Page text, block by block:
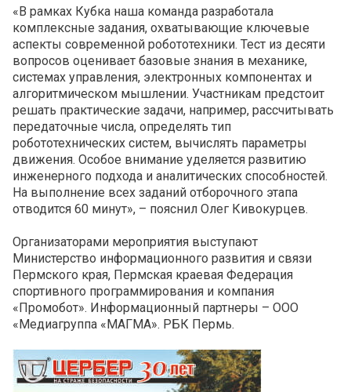
«В рамках Кубка наша команда разработала
комплексные задания, охватывающие ключевые
аспекты современной робототехники. Тест из десяти
вопросов оценивает базовые знания в механике,
системах управления, электронных компонентах и
алгоритмическом мышлении. Участникам предстоит
решать практические задачи, например, рассчитывать
передаточные числа, определять тип
робототехнических систем, вычислять параметры
движения. Особое внимание уделяется развитию
инженерного подхода и аналитических способностей.
На выполнение всех заданий отборочного этапа
отводится 60 минут», – пояснил Олег Кивокурцев.
Организаторами мероприятия выступают
Министерство информационного развития и связи
Пермского края, Пермская краевая Федерация
спортивного программирования и компания
«Промобот». Информационный партнеры – ООО
«Медиагруппа «МАГМА». РБК Пермь.